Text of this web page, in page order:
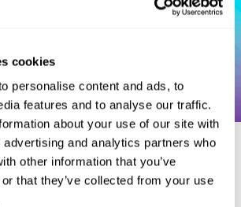
cookies
personalise content and ads, to
features and to analyse our traffic.
about your use of our site with
and analytics partners who
other information that you’ve
that they’ve collected from your use
مراجع